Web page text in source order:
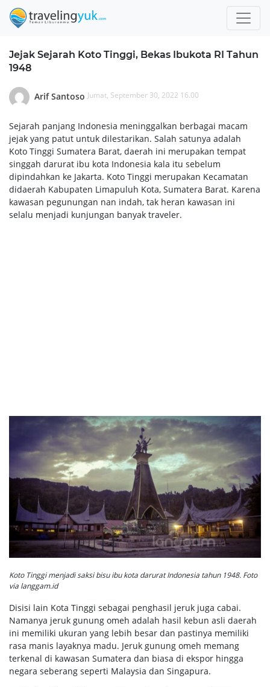
Jejak Sejarah Koto Tinggi, Bekas Ibukota RI Tahun
1948
Arif Santoso Jumat, September 30, 2022 16.00
Sejarah panjang Indonesia meninggalkan berbagai macam
jejak yang patut untuk dilestarikan. Salah satunya adalah
Koto Tinggi Sumatera Barat, daerah ini merupakan tempat
singgah darurat ibu kota Indonesia kala itu sebelum
dipindahkan ke Jakarta. Koto Tinggi merupakan Kecamatan
didaerah Kabupaten Limapuluh Kota, Sumatera Barat. Karena
kawasan pegunungan nan indah, tak heran kawasan ini
selalu menjadi kunjungan banyak traveler.
Koto Tinggi menjadi saksi bisu ibu kota darurat Indonesia tahun 1948. Foto
via langgam.id
Disisi lain Kota Tinggi sebagai penghasil jeruk juga cabai.
Namanya jeruk gunung omeh adalah hasil kebun asli daerah
ini memiliki ukuran yang lebih besar dan pastinya memiliki
rasa manis layaknya madu. Jeruk gunung omeh memang
terkenal di kawasan Sumatera dan biasa di ekspor hingga
negara seberang seperti Malaysia dan Singapura.